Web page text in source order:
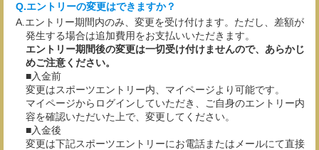
エントリーの変更はできますか？
エントリー期間内のみ、変更を受け付けます。ただし、差額が
発生する場合は追加費用をお支払いいただきます。
エントリー期間後の変更は一切受け付けませんので、あらかじ
めご注意ください。
■入金前
変更はスポーツエントリー内、マイページより可能です。
マイページからログインしていただき、ご自身のエントリー内
容を確認いただいた上で、変更してください。
■入金後
変更は下記スポーツエントリーにお電話またはメールにて直接